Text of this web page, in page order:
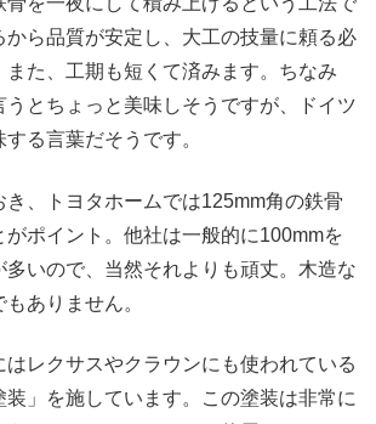
から品質が安定し、大工の技量に頼る必
また、工期も短くて済みます。ちなみ
うとちょっと美味しそうですが、ドイツ
る言葉だそうです。
き、トヨタホームでは125mm角の鉄骨
がポイント。他社は一般的に100mmを
多いので、当然それよりも頑丈。木造な
ありません。
はレクサスやクラウンにも使われている
装」を施しています。この塗装は非常に